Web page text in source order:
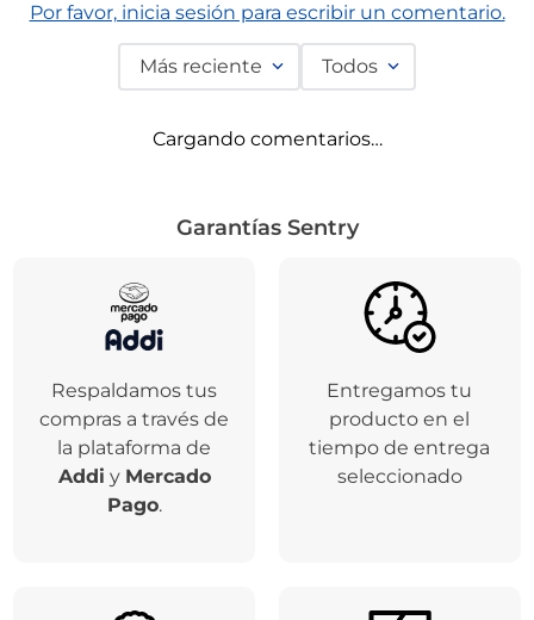
Por favor, inicia sesión para escribir un comentario.
Más reciente Todos
Cargando comentarios…
Garantías Sentry
Respaldamos tus
compras a través de
la plataforma de
Addi y Mercado
Pago.
Entregamos tu
producto en el
tiempo de entrega
seleccionado